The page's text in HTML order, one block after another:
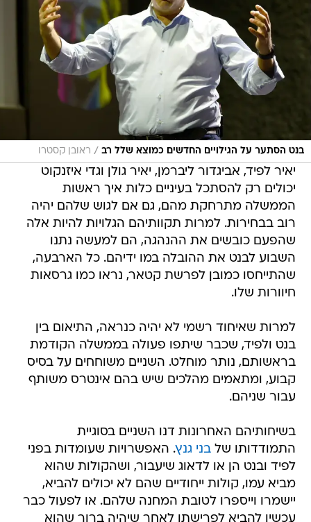
בנט הסתער על הגילויים החדשים כמוצא שלל רב / ראובן קסטרו
יאיר לפיד, אביגדור ליברמן, יאיר גולן וגדי איזנקוט
יכולים רק להסתכל בעיניים כלות איך ראשות
הממשלה מתרחקת מהם, גם אם לגוש שלהם יהיה
רוב בבחירות. למרות תקוותיהם הגלויות להיות אלה
שהפעם כובשים את ההנהגה, הם למעשה נתנו
השבוע לבנט את ההובלה במו ידיהם. כל הארבעה,
שהתייחסו כמובן לפרשת קטאר, נראו כמו גרסאות
חיוורות שלו.
למרות שאיחוד רשמי לא יהיה כנראה, התיאום בין
בנט ולפיד, שכבר שיתפו פעולה בממשלה הקודמת
בראשותם, נותר מוחלט. השניים משוחחים על בסיס
קבוע, ומתאמים מהלכים שיש בהם אינטרס משותף
עבור שניהם.
בשיחותיהם האחרונות דנו השניים בסוגיית
התמודדותו שלבני גנץ. האפשרויות שעומדות בפני
לפיד ובנט הן או לדאוג שיעבור, ושהקולות שהוא
מביא עמו, קולות ייחודיים שהם לא יכולים להביא,
יישמרו וייספרו לטובת המחנה שלהם. או לפעול כבר
עכשיו להביא לפרישתו לאחר שיהיה ברור שהוא